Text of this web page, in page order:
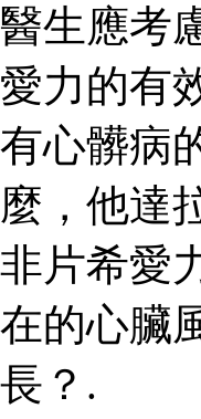
醫生應考
愛力的有
有心髒病
麼，他達
非片希愛
在的心臟
長？.